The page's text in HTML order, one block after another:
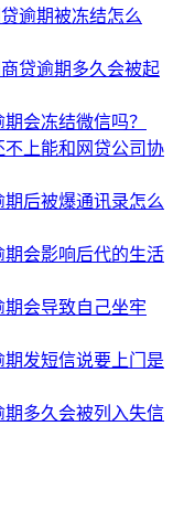
逾期被冻结怎么
贷逾期多久会被起
会冻结微信吗？
上能和网贷公司协
后被爆通讯录怎么
会影响后代的生活
会导致自己坐牢
发短信说要上门是
多久会被列入失信